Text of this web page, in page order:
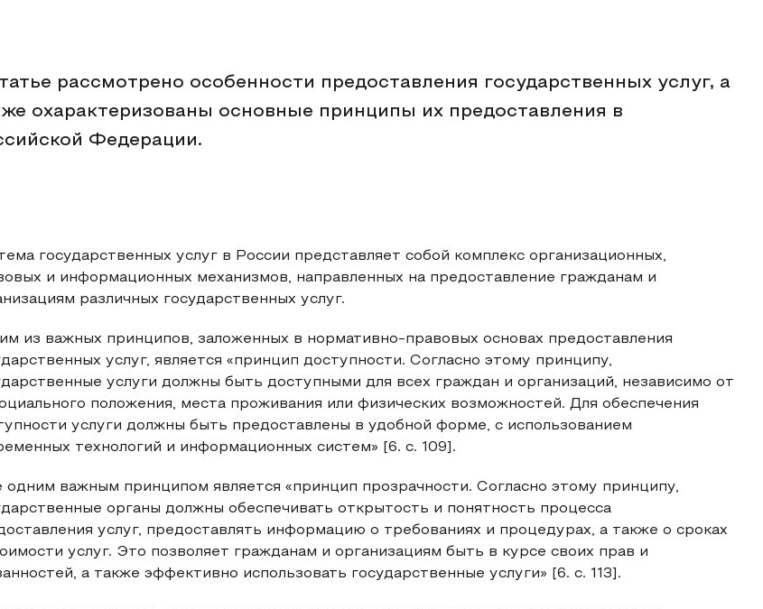
рассмотрено особенности предоставления государственных услуг, а
охарактеризованы основные принципы их предоставления в
Федерации.
государственных услуг в России представляет собой комплекс организационных,
и информационных механизмов, направленных на предоставление гражданам и
различных государственных услуг.
из важных принципов, заложенных в нормативно-правовых основах предоставления
услуг, является «принцип доступности. Согласно этому принципу,
услуги должны быть доступными для всех граждан и организаций, независимо от
положения, места проживания или физических возможностей. Для обеспечения
услуги должны быть предоставлены в удобной форме, с использованием
технологий и информационных систем» [6. с. 109].
одним важным принципом является «принцип прозрачности. Согласно этому принципу,
органы должны обеспечивать открытость и понятность процесса
услуг, предоставлять информацию о требованиях и процедурах, а также о сроках
услуг. Это позволяет гражданам и организациям быть в курсе своих прав и
а также эффективно использовать государственные услуги» [6. с. 113].